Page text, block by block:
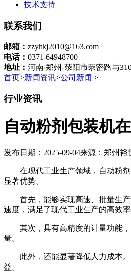
技术支持
联系我们
邮箱： zzyhkj2010@163.com
电话： 0371-64948700
地址： 河南-郑州-荥阳市荥密路与
首页>新闻资讯>公司新闻 >
行业资讯
自动粉剂包装机
发布日期：2025-09-04来源：郑州裕
在现代工业生产领域，自动粉剂
显著优势。
首先，能够实现高速、批量生产
速度，满足了现代工业生产的高效率
其次，具有高精度的计量功能，
量。
此外，还能显著降低人力成本。
益。